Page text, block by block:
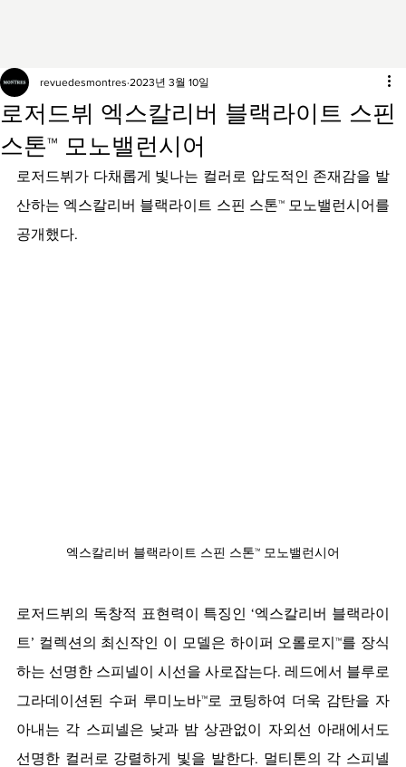
로저드뷔 엑스칼리버 블랙라이트 스핀
스톤™ 모노밸런시어
revuedesmontres 2023년 3월 10일
로저드뷔가 다채롭게 빛나는 컬러로 압도적인 존재감을 발
산하는 엑스칼리버 블랙라이트 스핀 스톤™ 모노밸런시어를
공개했다.
엑스칼리버 블랙라이트 스핀 스톤™ 모노밸런시어
로저드뷔의 독창적 표현력이 특징인 ‘엑스칼리버 블랙라이
트’ 컬렉션의 최신작인 이 모델은 하이퍼 오롤로지™를 장식
하는 선명한 스피넬이 시선을 사로잡는다. 레드에서 블루로
그라데이션된 수퍼 루미노바™로 코팅하여 더욱 감탄을 자
아내는 각 스피넬은 낮과 밤 상관없이 자외선 아래에서도
선명한 컬러로 강렬하게 빛을 발한다. 멀티톤의 각 스피넬